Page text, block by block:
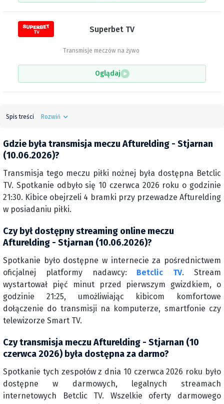
Superbet TV
Transmisje meczów na żywo
Oglądaj
Spis treści Rozwiń
Gdzie była transmisja meczu Afturelding - Stjarnan
(10.06.2026)?
Transmisja tego meczu piłki nożnej była dostępna Betclic
TV. Spotkanie odbyło się 10 czerwca 2026 roku o godzinie
21:30. Kibice obejrzeli 4 bramki przy przewadze Afturelding
w posiadaniu piłki.
Czy był dostępny streaming online meczu
Afturelding - Stjarnan (10.06.2026)?
Spotkanie było dostępne w internecie za pośrednictwem
oficjalnej platformy nadawcy: Betclic TV. Stream
wystartował pięć minut przed pierwszym gwizdkiem, o
godzinie 21:25, umożliwiając kibicom komfortowe
dołączenie do transmisji na komputerze, smartfonie czy
telewizorze Smart TV.
Czy transmisja meczu Afturelding - Stjarnan (10
czerwca 2026) była dostępna za darmo?
Spotkanie tych zespołów z dnia 10 czerwca 2026 roku było
dostępne w darmowych, legalnych streamach
internetowych Betclic TV. Wszelkie oferty darmowego